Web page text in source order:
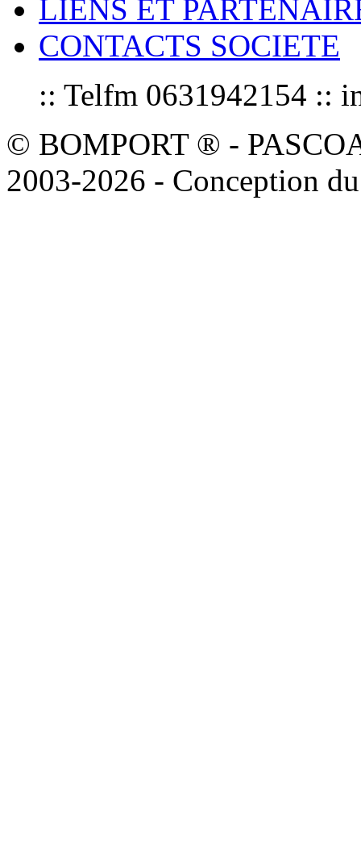
LIENS ET
CONTACTS SOCIETE
:: Telfm 0631942154 ::
© BOMPORT ® -
2003-2026 - Conception